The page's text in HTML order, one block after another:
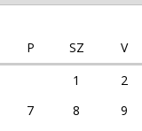
P SZ
V
1
2
7 8
9